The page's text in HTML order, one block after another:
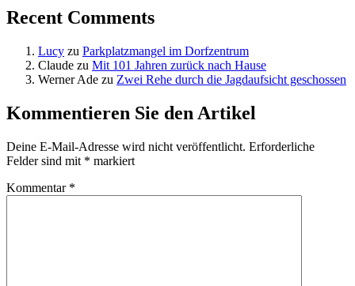
Recent Comments
Lucy zu Parkplatzmangel im Dorfzentrum
Claude zu Mit 101 Jahren zurück nach Hause
Werner Ade zu Zwei Rehe durch die Jagdaufsicht geschossen
Kommentieren Sie den Artikel
Deine E-Mail-Adresse wird nicht veröffentlicht. Erforderliche
Felder sind mit * markiert
Kommentar *